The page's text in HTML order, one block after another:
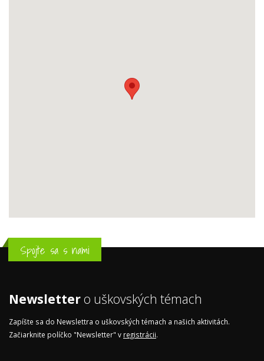
Spojte sa s nami
Newsletter o uškovských témach
Zapíšte sa do Newslettra o uškovských témach a našich aktivitách.
Začiarknite políčko "Newsletter" v registrácii.